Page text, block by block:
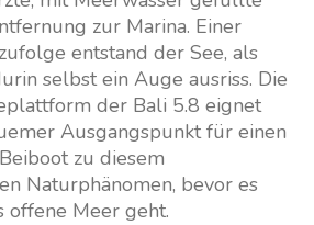
zur Marina. Einer
entstand der See, als
selbst ein Auge ausriss. Die
der Bali 5.8 eignet
Ausgangspunkt für einen
zu diesem
Naturphänomen, bevor es
offene Meer geht.